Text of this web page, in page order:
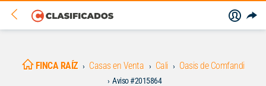
FINCA RAÍZ Casas en Venta Cali Oasis de Comfandi
Aviso #2015864